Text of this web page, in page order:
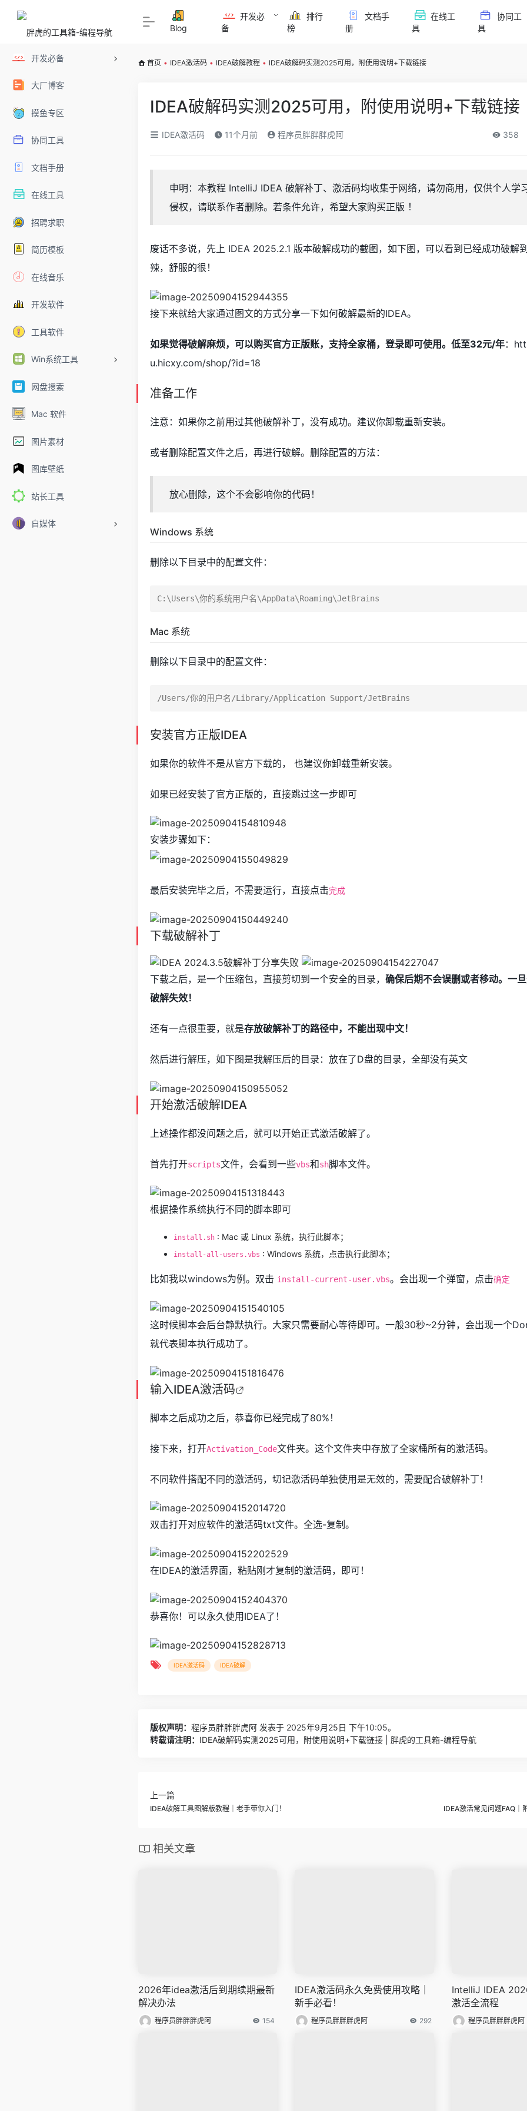
开发必备
大厂博客
摸鱼专区
协同工具
文档手册
在线工具
招聘求职
简历模板
在线音乐
开发软件
工具软件
Win系统工具
网盘搜索
Mac 软件
图片素材
图库壁纸
站长工具
自媒体
Blog
开发必
备
排行
榜
文档手
册
在线工
具
协同工
具
首页 • IDEA激活码 • IDEA破解教程 • IDEA破解码实测2025可用，附使用说明+下载链接
IDEA破解码实测2025可用，附使用说明+下载链接
IDEA激活码 11个月前 程序员胖胖胖虎阿 358
申明：本教程 IntelliJ IDEA 破解补丁、激活码均收集于网络，请勿商用，仅供个人学
侵权，请联系作者删除。若条件允许，希望大家购买正版 ！
废话不多说，先上 IDEA 2025.2.1 版本破解成功的截图，如下图，可以看到已经成功破解
辣，舒服的很！
接下来就给大家通过图文的方式分享一下如何破解最新的IDEA。
如果觉得破解麻烦，可以购买官方正版账，支持全家桶，登录即可使用。低至32元/年：
u.hicxy.com/shop/?id=18
准备工作
注意：如果你之前用过其他破解补丁，没有成功。建议你卸载重新安装。
或者删除配置文件之后，再进行破解。删除配置的方法：
放心删除，这个不会影响你的代码！
Windows 系统
删除以下目录中的配置文件：
Mac 系统
删除以下目录中的配置文件：
安装官方正版IDEA
如果你的软件不是从官方下载的， 也建议你卸载重新安装。
如果已经安装了官方正版的，直接跳过这一步即可
安装步骤如下：
最后安装完毕之后，不需要运行，直接点击完成
下载破解补丁
下载之后，是一个压缩包，直接剪切到一个安全的目录， 确保后期不会误删或者移动。一
破解失效！
还有一点很重要，就是存放破解补丁的路径中，不能出现中文！
然后进行解压，如下图是我解压后的目录：放在了D盘的目录，全部没有英文
开始激活破解IDEA
上述操作都没问题之后，就可以开始正式激活破解了。
首先打开scripts文件，会看到一些vbs和sh脚本文件。
根据操作系统执行不同的脚本即可
install.sh : Mac 或 Linux 系统，执行此脚本；
install-all-users.vbs : Windows 系统，点击执行此脚本；
比如我以windows为例。双击 install-current-user.vbs。会出现一个弹窗，点击确定
这时候脚本会后台静默执行。大家只需要耐心等待即可。一般30秒~2分钟，会出现一个
就代表脚本执行成功了。
输入IDEA激活码
脚本之后成功之后，恭喜你已经完成了80%！
接下来，打开Activation_Code文件夹。这个文件夹中存放了全家桶所有的激活码。
不同软件搭配不同的激活码，切记激活码单独使用是无效的，需要配合破解补丁！
双击打开对应软件的激活码txt文件。全选-复制。
在IDEA的激活界面，粘贴刚才复制的激活码，即可！
恭喜你！可以永久使用IDEA了！
IDEA激活码 IDEA破解
版权声明： 程序员胖胖胖虎阿 发表于 2025年9月25日 下午10:05。
转载请注明： IDEA破解码实测2025可用，附使用说明+下载链接 | 胖虎的工具箱-编程导航
上一篇
IDEA破解工具图解版教程｜老手带你入门！ IDEA激活常见问题FAQ｜
相关文章
2026年idea激活后到期续期最新
解决办法
程序员胖胖胖虎阿 154
IDEA激活码永久免费使用攻略｜
新手必看！
程序员胖胖胖虎阿 292
IntelliJ IDEA
激活全流程
程序员胖胖胖虎阿